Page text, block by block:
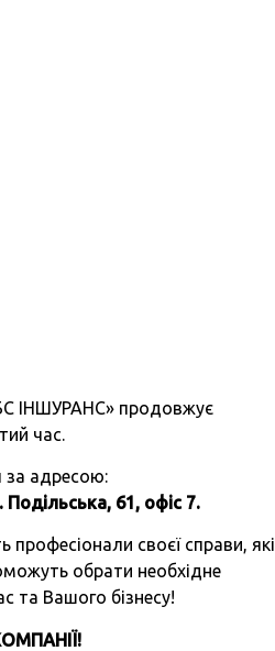
ІНШУРАНС» продовжує
час.
за адресою:
61, офіс 7.
професіонали своєї справи, які
обрати необхідне
та Вашого бізнесу!